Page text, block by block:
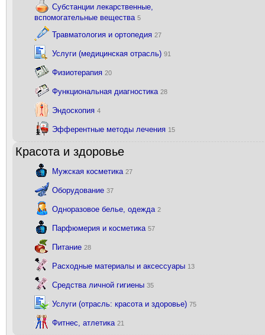
Субстанции лекарственные,
вспомогательные вещества 5
Травматология и ортопедия 27
Услуги (медицинская отрасль) 91
Физиотерапия 20
Функциональная диагностика 28
Эндоскопия 4
Эфферентные методы лечения 15
Красота и здоровье
Мужская косметика 27
Оборудование 37
Одноразовое белье, одежда 2
Парфюмерия и косметика 57
Питание 28
Расходные материалы и аксессуары 13
Средства личной гигиены 35
Услуги (отрасль: красота и здоровье) 75
Фитнес, атлетика 21